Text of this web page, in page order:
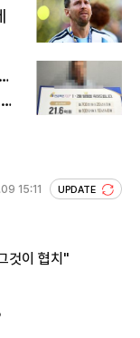
15:11 UPDATE
것이 협치"